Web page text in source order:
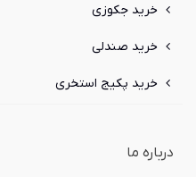
خرید جکوزی
خرید صندلی
خرید پکیج استخری
درباره ما